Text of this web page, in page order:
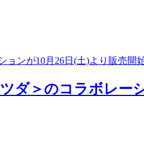
ンが10月26日(土)より販売開
ダ＞のコラボレー